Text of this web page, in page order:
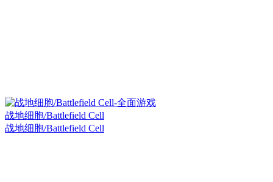
战地细胞/Battlefield Cell
战地细胞/Battlefield Cell